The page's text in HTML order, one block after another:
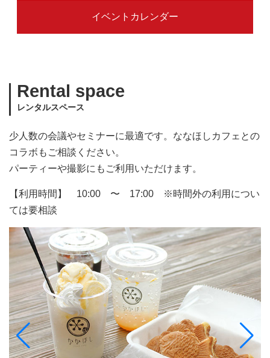
イベントカレンダー
Rental space
レンタルスペース
少人数の会議やセミナーに最適です。ななほしカフェとの
コラボもご相談ください。
パーティーや撮影にもご利用いただけます。
【利用時間】 10:00 〜 17:00 ※時間外の利用につい
ては要相談